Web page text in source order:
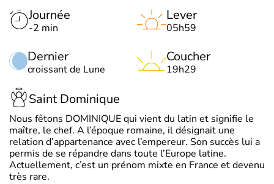
Journée
-2 min
Dernier
croissant de Lune
Lever
05h59
Coucher
19h29
Saint Dominique
Nous fêtons DOMINIQUE qui vient du latin et signifie le
maître, le chef. A l’époque romaine, il désignait une
relation d’appartenance avec l’empereur. Son succès lui a
permis de se répandre dans toute l’Europe latine.
Actuellement, c’est un prénom mixte en France et devenu
très rare.